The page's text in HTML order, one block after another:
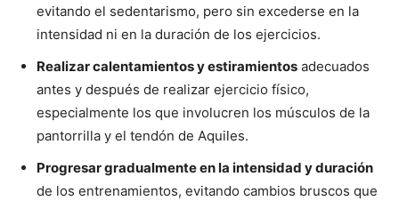
evitando el sedentarismo, pero sin excederse en la
intensidad ni en la duración de los ejercicios.
Realizar calentamientos y estiramientos adecuados
antes y después de realizar ejercicio físico,
especialmente los que involucren los músculos de la
pantorrilla y el tendón de Aquiles.
Progresar gradualmente en la intensidad y duración
de los entrenamientos, evitando cambios bruscos que